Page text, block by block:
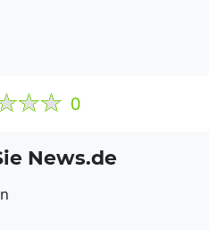
0
News.de